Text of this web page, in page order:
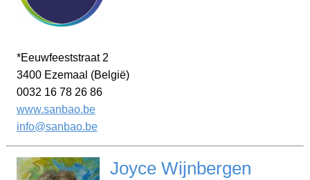
*Eeuwfeeststraat 2
3400 Ezemaal (België)
0032 16 78 26 86
www.sanbao.be
info@sanbao.be
Joyce Wijnbergen